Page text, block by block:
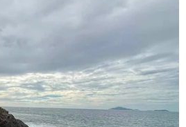
tinh dầu thơm - thứ mà ngày
quý cô sành điệu hay quý ông
có thể sống thiếu, cũng mang
hương tuyệt vời.